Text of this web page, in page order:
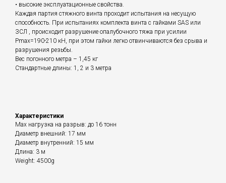
• высокие эксплуатационные свойства.
Каждая партия стяжного винта проходит испытания на несущую
способность. При испытаниях комплекта винта с гайками SAS или
ЗСЛ , происходит разрушение опалубочного тяжа при усилии
Рmax=190-210 кН, при этом гайки легко отвинчиваются без срыва и
разрушения резьбы.
Вес погонного метра – 1,45 кг
Стандартные длины: 1, 2 и 3 метра
Характеристики
Max нагрузка на разрыв: до 16 тонн
Диаметр внешний: 17 мм
Диаметр внутренний: 15 мм
Длина: 3 м
Weight: 4500g